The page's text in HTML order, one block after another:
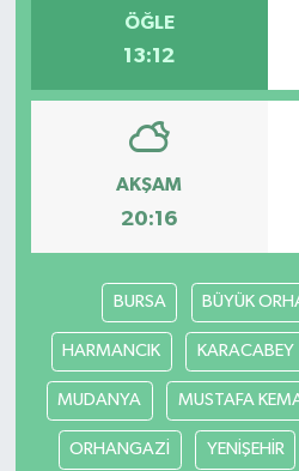
ÖĞLE
13:12
AKŞAM
20:16
BURSA BÜYÜK
HARMANCIK KARACABEY
MUDANYA MUSTAFA
ORHANGAZİ YENİŞEHİR
TEKNOLOJİ
YAŞAM